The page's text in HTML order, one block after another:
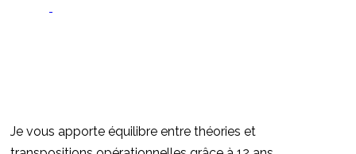
Je vous apporte équilibre entre théories et